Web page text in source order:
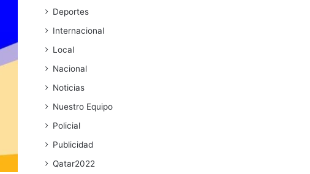
Deportes
Internacional
Local
Nacional
Noticias
Nuestro Equipo
Policial
Publicidad
Qatar2022